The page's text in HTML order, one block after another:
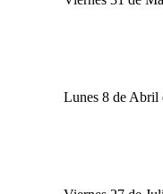
Lunes 8 de Abril